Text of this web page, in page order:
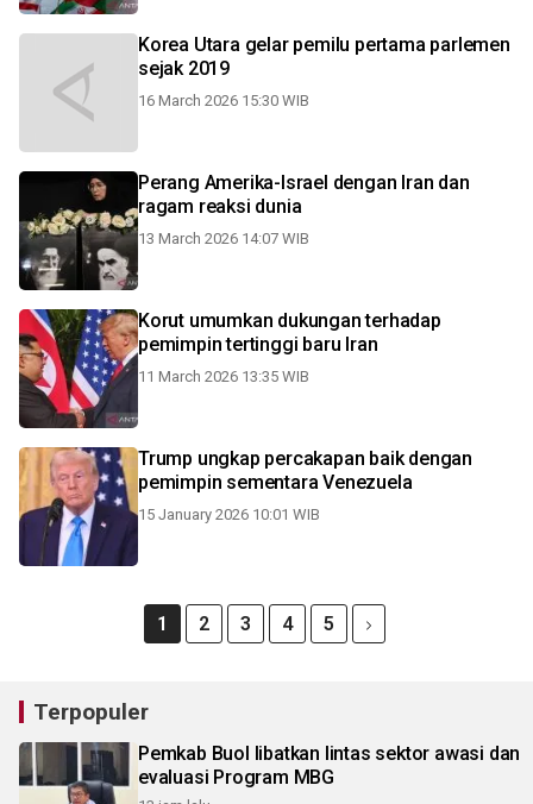
Korea Utara gelar pemilu pertama parlemen
sejak 2019
16 March 2026 15:30 WIB
Perang Amerika-Israel dengan Iran dan
ragam reaksi dunia
13 March 2026 14:07 WIB
Korut umumkan dukungan terhadap
pemimpin tertinggi baru Iran
11 March 2026 13:35 WIB
Trump ungkap percakapan baik dengan
pemimpin sementara Venezuela
15 January 2026 10:01 WIB
1 2 3 4 5
Terpopuler
Pemkab Buol libatkan lintas sektor awasi dan
evaluasi Program MBG